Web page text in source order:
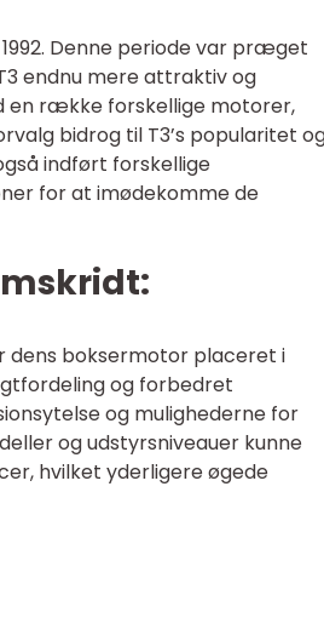
Denne periode var præget
endnu mere attraktiv og
en række forskellige motorer,
bidrog til T3’s popularitet
indført forskellige
for at imødekomme de
dens boksermotor placeret i
og forbedret
og mulighederne for
og udstyrsniveauer kunne
hvilket yderligere øgede